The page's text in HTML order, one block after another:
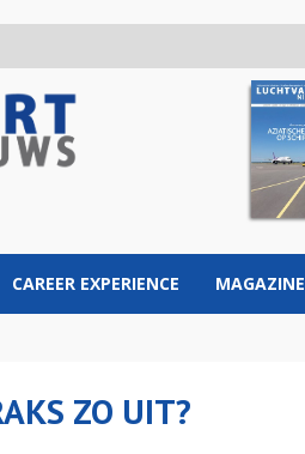
CAREER EXPERIENCE MAGAZINE
ZO UIT?